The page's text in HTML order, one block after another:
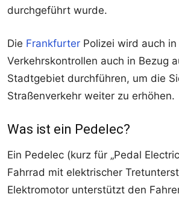
durchgeführt wurde.
Die Frankfurter Polizei wird auch
Verkehrskontrollen auch in Bezug
Stadtgebiet durchführen, um die
Straßenverkehr weiter zu erhöhen.
Was ist ein Pedelec?
Ein Pedelec (kurz für „Pedal
Fahrrad mit elektrischer
Elektromotor unterstützt den